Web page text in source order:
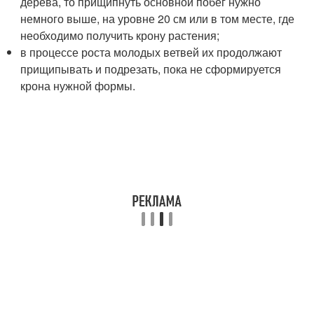
немного выше, на уровне 20 см или в том месте, где
необходимо получить крону растения;
в процессе роста молодых ветвей их продолжают
прищипывать и подрезать, пока не сформируется
крона нужной формы.